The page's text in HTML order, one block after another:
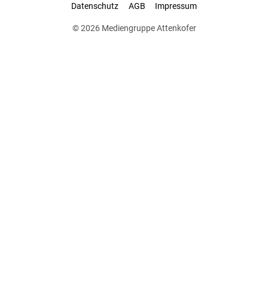
Datenschutz AGB Impressum
© 2026 Mediengruppe Attenkofer